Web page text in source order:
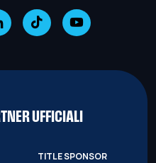
UFFICIALI
TITLE SPONSOR